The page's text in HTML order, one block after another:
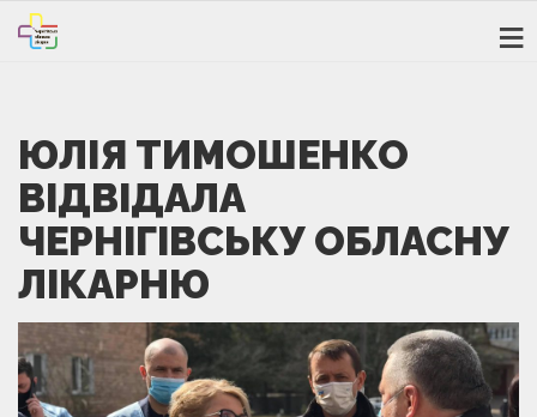
ЮЛІЯ ТИМОШЕНКО
ВІДВІДАЛА
ЧЕРНІГІВСЬКУ ОБЛАСНУ
ЛІКАРНЮ